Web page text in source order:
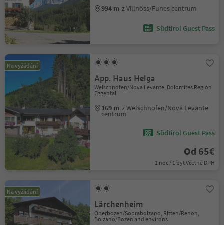
994 m z Villnöss/Funes centrum
Südtirol Guest Pass
Na vyžádání
App. Haus Helga
Welschnofen/Nova Levante, Dolomites Region
Eggental
169 m z Welschnofen/Nova Levante
centrum
Südtirol Guest Pass
Od 65€
1 noc / 1 byt Včetně DPH
Na vyžádání
Lärchenheim
Oberbozen/Soprabolzano, Ritten/Renon,
Bolzano/Bozen and environs